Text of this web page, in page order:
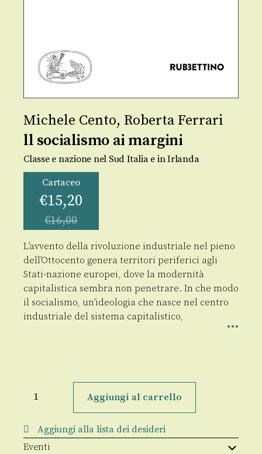
Michele Cento, Roberta Ferrari
ll socialismo ai margini
Classe e nazione nel Sud Italia e in Irlanda
Cartaceo
€15,20
€16,00
L’avvento della rivoluzione industriale nel pieno
dell’Ottocento genera territori periferici agli
Stati-nazione europei, dove la modernità
capitalistica sembra non penetrare. In che modo
il socialismo, un’ideologia che nasce nel centro
industriale del sistema capitalistico,
socialismo
quantità
Aggiungi al carrello
Aggiungi alla lista dei desideri
Eventi